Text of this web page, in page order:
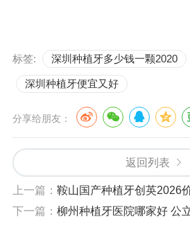
标签: 深圳种植牙多少钱一颗2020
深圳种植牙便宜又好
分享给朋友：
返回列表
上一篇： 鞍山国产种植牙创英2026
下一篇： 柳州种植牙医院哪家好 公